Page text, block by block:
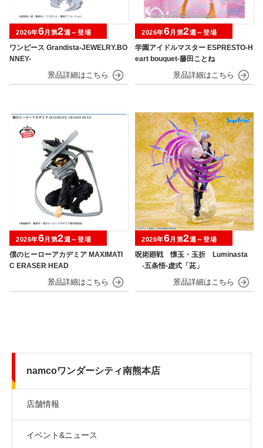
ワンピース Grandista-JEWELRY.BO
NNEY-
2026年6月第2週～登場
学園アイドルマスター ESPRESTO-H
eart bouquet-藤田ことね
2026年6月第2週～登場
僕のヒーローアカデミア MAXIMATI
C ERASER HEAD
2026年6月第2週～登場
呪術廻戦 懐玉・玉折 Luminasta
‐五条悟‐虚式「茈」
2026年6月第2週～登場
namcoワンダーシティ南熊本店
店舗情報
イベント&ニュース